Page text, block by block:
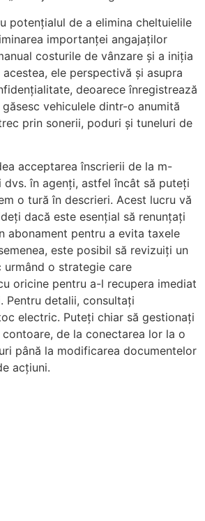
potențialul de a elimina cheltuielile
importanței angajaților
costurile de vânzare și a iniția
ele perspectivă și asupra
deoarece înregistrează
vehiculele dintr-o anumită
prin sonerii, poduri și tuneluri de
acceptarea înscrierii de la m-
dvs. în agenți, astfel încât să puteți
o tură în descrieri. Acest lucru vă
dacă este esențial să renunțați
abonament pentru a evita taxele
este posibil să revizuiți un
o strategie care
oricine pentru a-l recupera imediat
Pentru detalii, consultați
electric. Puteți chiar să gestionați
de la conectarea lor la o
până la modificarea documentelor
acțiuni.